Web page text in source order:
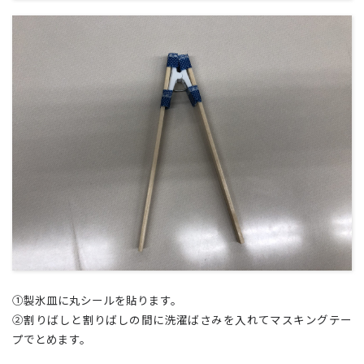
①製氷皿に丸シールを貼ります。
②割りばしと割りばしの間に洗濯ばさみを入れてマスキングテー
プでとめます。